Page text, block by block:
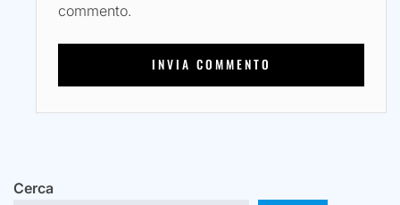
commento.
Cerca